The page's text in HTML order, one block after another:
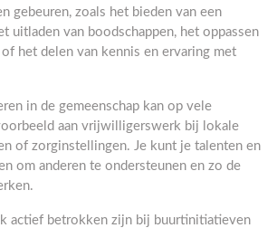
gebeuren, zoals het bieden van een
uitladen van boodschappen, het oppassen
het delen van kennis en ervaring met
in de gemeenschap kan op vele
aan vrijwilligerswerk bij lokale
of zorginstellingen. Je kunt je talenten en
om anderen te ondersteunen en zo de
actief betrokken zijn bij buurtinitiatieven